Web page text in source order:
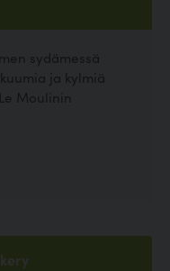
sydämessä
ja kylmiä
Moulinin